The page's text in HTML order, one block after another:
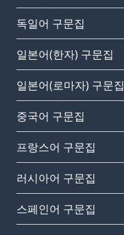
독일어 구문집
일본어(한자) 구문집
일본어(로마자) 구문집
중국어 구문집
프랑스어 구문집
러시아어 구문집
스페인어 구문집